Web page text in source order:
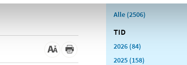
Alle (2506)
TID
2026 (84)
2025 (158)